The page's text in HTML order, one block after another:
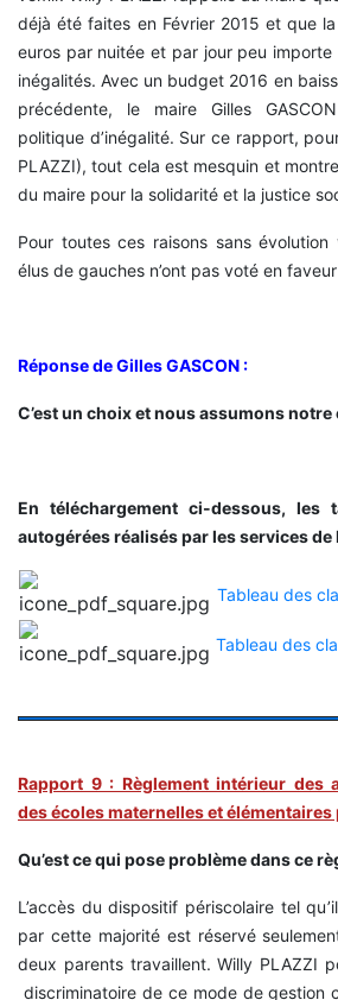
déjà été faites en Février 2015 et que
euros par nuitée et par jour peu
inégalités. Avec un budget 2016 en
précédente, le maire Gilles
politique d’inégalité. Sur ce rapport,
PLAZZI), tout cela est mesquin et
du maire pour la solidarité et la justice
Pour toutes ces raisons sans évolution
élus de gauches n’ont pas voté en
Réponse de Gilles GASCON :
C’est un choix et nous assumons notre
En téléchargement ci-dessous, les
autogérées réalisés par les services de
Tableau des
Tableau des
Rapport 9 : Règlement intérieur des
des écoles maternelles et
Qu’est ce qui pose problème dans ce
L’accès du dispositif périscolaire tel
par cette majorité est réservé
deux parents travaillent. Willy PLAZZI
discriminatoire de ce mode de gestion